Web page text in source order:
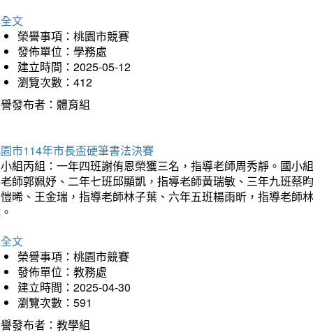
文
榮譽事項：桃園市競賽
發佈單位：學務處
建立時間：2025-05-12
瀏覽次數：412
發布者：體育組
市114年市長盃硬筆書法決賽
組丙組：一年四班謝侑恩榮獲三名，指導老師周秀靜。國小
師郭姵妤、二年七班邱顯凱，指導老師黃瑞敏、三年九班蔡
晞、王金瑞，指導老師林子葉、六年五班楊雨昕，指導老師
文
榮譽事項：桃園市競賽
發佈單位：教務處
建立時間：2025-04-30
瀏覽次數：591
發布者：教學組